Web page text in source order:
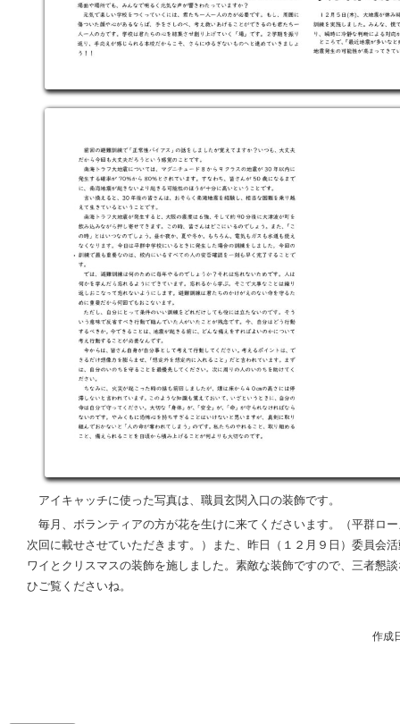
アイキャッチに使った写真は、職員玄関入口の装飾です。
毎月、ボランティアの方が花を生けに来てくださいます。（平群ロ
次回に載せさせていただきます。）また、昨日（１２月９日）委員会
ワイとクリスマスの装飾を施しました。素敵な装飾ですので、三者懇
ひご覧くださいね。
作成